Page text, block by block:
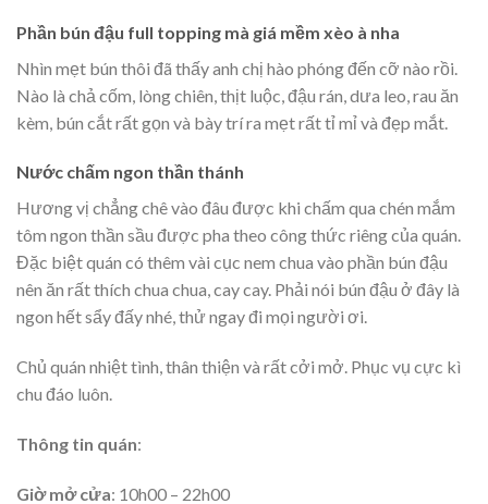
Phần bún đậu full topping mà giá mềm xèo à nha
Nhìn mẹt bún thôi đã thấy anh chị hào phóng đến cỡ nào rồi.
Nào là chả cốm, lòng chiên, thịt luộc, đậu rán, dưa leo, rau ăn
kèm, bún cắt rất gọn và bày trí ra mẹt rất tỉ mỉ và đẹp mắt.
Nước chấm ngon thần thánh
Hương vị chẳng chê vào đâu được khi chấm qua chén mắm
tôm ngon thần sầu được pha theo công thức riêng của quán.
Đặc biệt quán có thêm vài cục nem chua vào phần bún đậu
nên ăn rất thích chua chua, cay cay. Phải nói bún đậu ở đây là
ngon hết sẩy đấy nhé, thử ngay đi mọi người ơi.
Chủ quán nhiệt tình, thân thiện và rất cởi mở. Phục vụ cực kì
chu đáo luôn.
Thông tin quán:
Giờ mở cửa: 10h00 – 22h00